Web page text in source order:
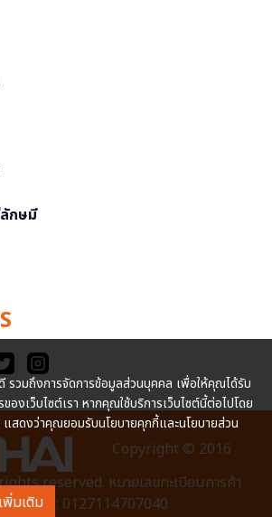
ลักษมี
Copyright © 2016
reserved. หมายเลขทะเบียนการค้า
รอนิกส์ : 0127114707040
รวมถึงการจัดการข้อมูลส่วนบุคคล เพื่อให้คุณได้รับ
งเว็บไซต์เรา หากคุณใช้บริการเว็บไซต์นี้ต่อไปโดย
แสดงว่าคุณยอมรับนโยบายคุกกี้และนโยบายส่วน
พิ่มเติม